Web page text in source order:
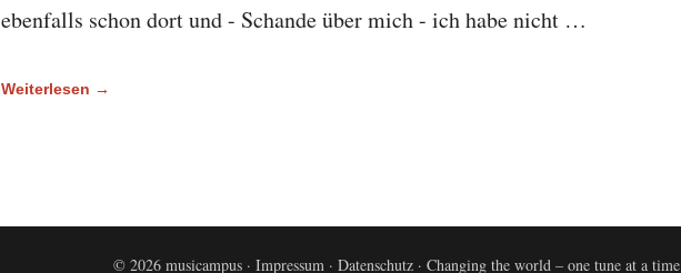
ebenfalls schon dort und - Schande über mich - ich habe nicht …
Weiterlesen →
© 2026 musicampus · Impressum · Datenschutz · Changing the world – one tune at a time